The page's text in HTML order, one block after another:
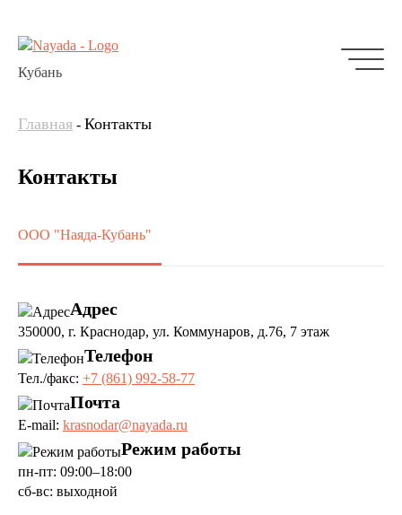
Кубань
Главная - Контакты
Контакты
ООО "Наяда-Кубань"
Адрес
350000, г. Краснодар, ул. Коммунаров, д.76, 7 этаж
Телефон
Тел./факс: +7 (861) 992-58-77
Почта
E-mail: krasnodar@nayada.ru
Режим работы
пн-пт: 09:00–18:00
сб-вс: выходной